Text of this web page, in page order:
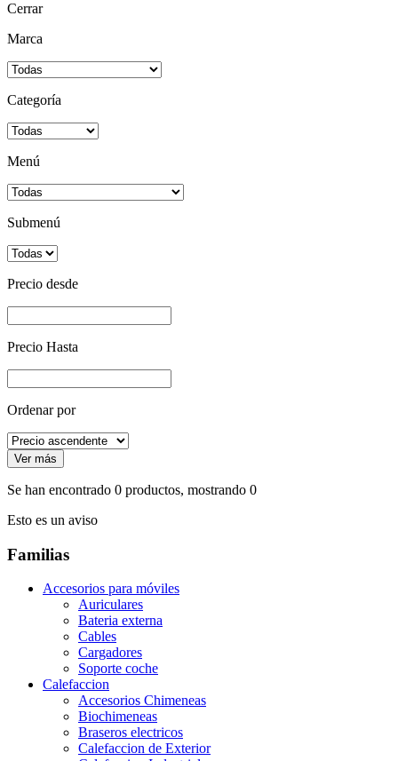
Cerrar
Marca
Categoría
Menú
Submenú
Precio desde
Precio Hasta
Ordenar por
Se han encontrado 0 productos, mostrando 0
Esto es un aviso
Familias
Accesorios para móviles
Auriculares
Bateria externa
Cables
Cargadores
Soporte coche
Calefaccion
Accesorios Chimeneas
Biochimeneas
Braseros electricos
Calefaccion de Exterior